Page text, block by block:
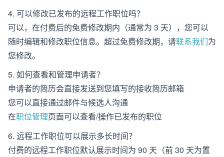
4. 可以修改已发布的远程工作职位吗？
可以，在付费后的免费修改期内（通常为 3 天），您可以
随时编辑和修改职位信息。超过免费修改期，请联系我们为
您修改。
5. 如何查看和管理申请者？
申请者的简历会直接发送到您填写的接收简历邮箱
您可以直接通过邮件与候选人沟通
在职位管理页面可以查看/操作已发布的职位
6. 远程工作职位可以展示多长时间？
付费的远程工作职位默认展示时间为 90 天（前 30 天为置